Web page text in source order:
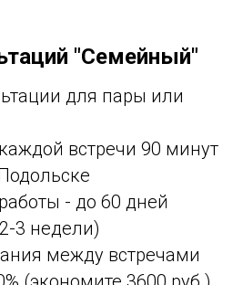
"Семейный"
для пары или
встречи 90 минут
- до 60 дней
3 недели)
между встречами